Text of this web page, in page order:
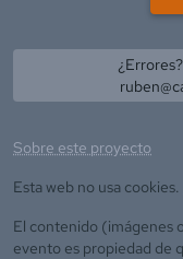
Sobre este proyecto
Esta web no usa cookies.
El contenido (imágenes
evento es propiedad de